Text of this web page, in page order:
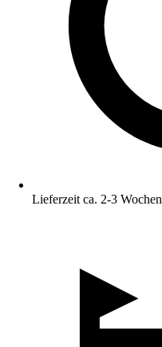
Lieferzeit ca. 2-3 Wochen